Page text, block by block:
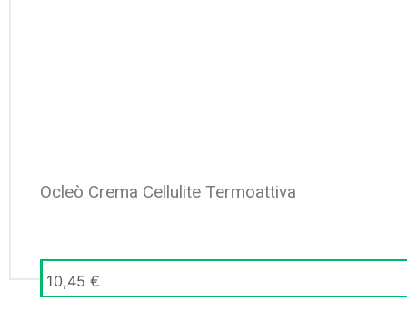
Ocleò Crema Cellulite Termoattiva
10,45 €